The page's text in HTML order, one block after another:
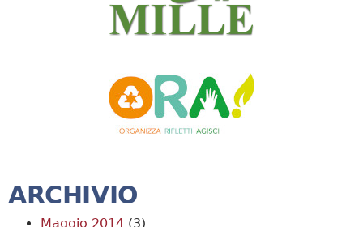
ARCHIVIO
Maggio 2014 (3)